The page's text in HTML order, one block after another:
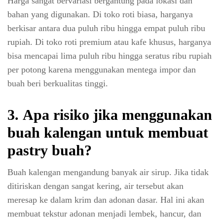
bahan yang digunakan. Di toko roti biasa, harganya
berkisar antara dua puluh ribu hingga empat puluh ribu
rupiah. Di toko roti premium atau kafe khusus, harganya
bisa mencapai lima puluh ribu hingga seratus ribu rupiah
per potong karena menggunakan mentega impor dan
buah beri berkualitas tinggi.
3. Apa risiko jika menggunakan
buah kalengan untuk membuat
pastry buah?
Buah kalengan mengandung banyak air sirup. Jika tidak
ditiriskan dengan sangat kering, air tersebut akan
meresap ke dalam krim dan adonan dasar. Hal ini akan
membuat tekstur adonan menjadi lembek, hancur, dan